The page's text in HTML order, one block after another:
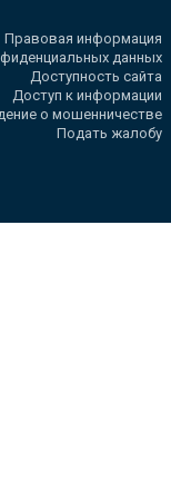
Правовая информация
данных
Доступность сайта
Доступ к информации
о мошенничестве
Подать жалобу